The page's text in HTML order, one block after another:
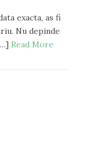
exacta, as fi
Nu depinde
Read More